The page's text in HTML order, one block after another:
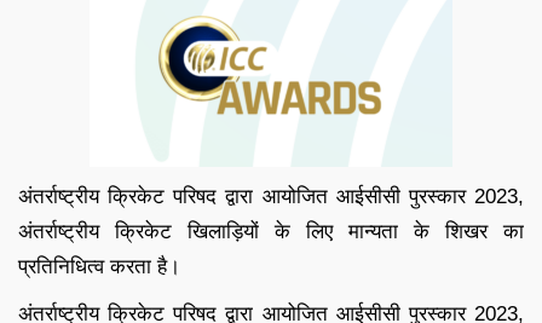
अंतर्राष्ट्रीय क्रिकेट परिषद द्वारा आयोजित आईसीसी पुरस्कार 2023,
अंतर्राष्ट्रीय क्रिकेट खिलाड़ियों के लिए मान्यता के शिखर का
प्रतिनिधित्व करता है।
अंतर्राष्ट्रीय क्रिकेट परिषद द्वारा आयोजित आईसीसी पुरस्कार 2023,